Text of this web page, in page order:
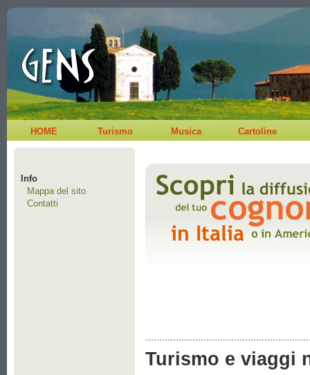
HOME Turismo Musica Cartoline
Info
Mappa del sito
Contatti
Turismo e viaggi